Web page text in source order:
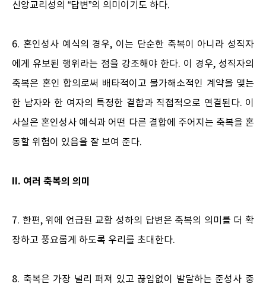
신앙교리성의 “답변”의 의미이기도 하다.
6. 혼인성사 예식의 경우, 이는 단순한 축복이 아니라 성직자
에게 유보된 행위라는 점을 강조해야 한다. 이 경우, 성직자의
축복은 혼인 합의로써 배타적이고 불가해소적인 계약을 맺는
한 남자와 한 여자의 특정한 결합과 직접적으로 연결된다. 이
사실은 혼인성사 예식과 어떤 다른 결합에 주어지는 축복을 혼
동할 위험이 있음을 잘 보여 준다.
II. 여러 축복의 의미
7. 한편, 위에 언급된 교황 성하의 답변은 축복의 의미를 더 확
장하고 풍요롭게 하도록 우리를 초대한다.
8. 축복은 가장 널리 퍼져 있고 끊임없이 발달하는 준성사 중